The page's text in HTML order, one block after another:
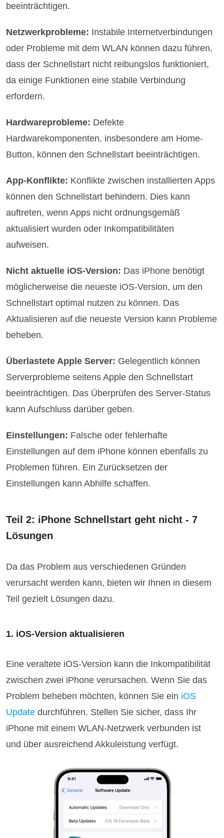
beeinträchtigen.
Netzwerkprobleme: Instabile Internetverbindungen
oder Probleme mit dem WLAN können dazu führen,
dass der Schnellstart nicht reibungslos funktioniert,
da einige Funktionen eine stabile Verbindung
erfordern.
Hardwareprobleme: Defekte
Hardwarekomponenten, insbesondere am Home-
Button, können den Schnellstart beeinträchtigen.
App-Konflikte: Konflikte zwischen installierten Apps
können den Schnellstart behindern. Dies kann
auftreten, wenn Apps nicht ordnungsgemäß
aktualisiert wurden oder Inkompatibilitäten
aufweisen.
Nicht aktuelle iOS-Version: Das iPhone benötigt
möglicherweise die neueste iOS-Version, um den
Schnellstart optimal nutzen zu können. Das
Aktualisieren auf die neueste Version kann Probleme
beheben.
Überlastete Apple Server: Gelegentlich können
Serverprobleme seitens Apple den Schnellstart
beeinträchtigen. Das Überprüfen des Server-Status
kann Aufschluss darüber geben.
Einstellungen: Falsche oder fehlerhafte
Einstellungen auf dem iPhone können ebenfalls zu
Problemen führen. Ein Zurücksetzen der
Einstellungen kann Abhilfe schaffen.
Teil 2: iPhone Schnellstart geht nicht - 7
Lösungen
Da das Problem aus verschiedenen Gründen
verursacht werden kann, bieten wir Ihnen in diesem
Teil gezielt Lösungen dazu.
1. iOS-Version aktualisieren
Eine veraltete iOS-Version kann die Inkompatibilität
zwischen zwei iPhone verursachen. Wenn Sie das
Problem beheben möchten, können Sie ein iOS
Update durchführen. Stellen Sie sicher, dass Ihr
iPhone mit einem WLAN-Netzwerk verbunden ist
und über ausreichend Akkuleistung verfügt.